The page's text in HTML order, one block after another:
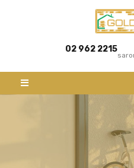
02 962 2215